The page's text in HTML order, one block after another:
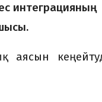
интеграцияның
аясын